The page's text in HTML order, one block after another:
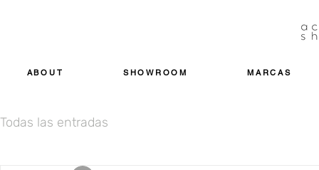
ABOUT SHOWROOM MARCAS
Todas las entradas